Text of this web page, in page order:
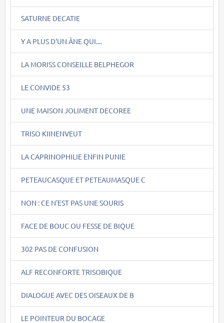
SATURNE DECATIE
Y A PLUS D'UN ÂNE QUI....
LA MORISS CONSEILLE BELPHEGOR
LE CONVIDE 53
UNE MAISON JOLIMENT DECOREE
TRISO KIINENVEUT
LA CAPRINOPHILIE ENFIN PUNIE
PETEAUCASQUE ET PETEAUMASQUE C
NON : CE N'EST PAS UNE SOURIS
FACE DE BOUC OU FESSE DE BIQUE
302 PAS DE CONFUSION
ALF RECONFORTE TRISOBIQUE
DIALOGUE AVEC DES OISEAUX DE B
LE POINTEUR DU BOCAGE